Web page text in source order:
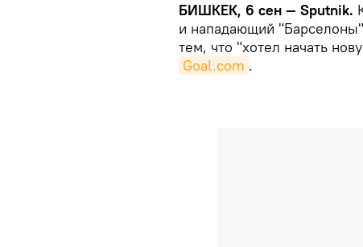
БИШКЕК, 6 сен — Sputnik.
и нападающий
тем, что "хотел начать
Goal.com .